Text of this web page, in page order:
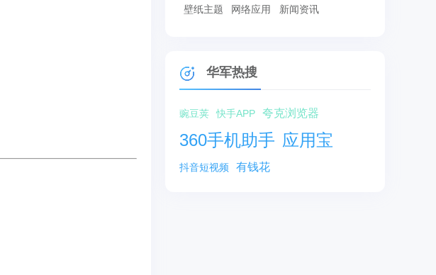
壁纸主题 网络应用 新闻资讯
华军热搜
豌豆荚 快手APP 夸克浏览器
360手机助手 应用宝
抖音短视频 有钱花